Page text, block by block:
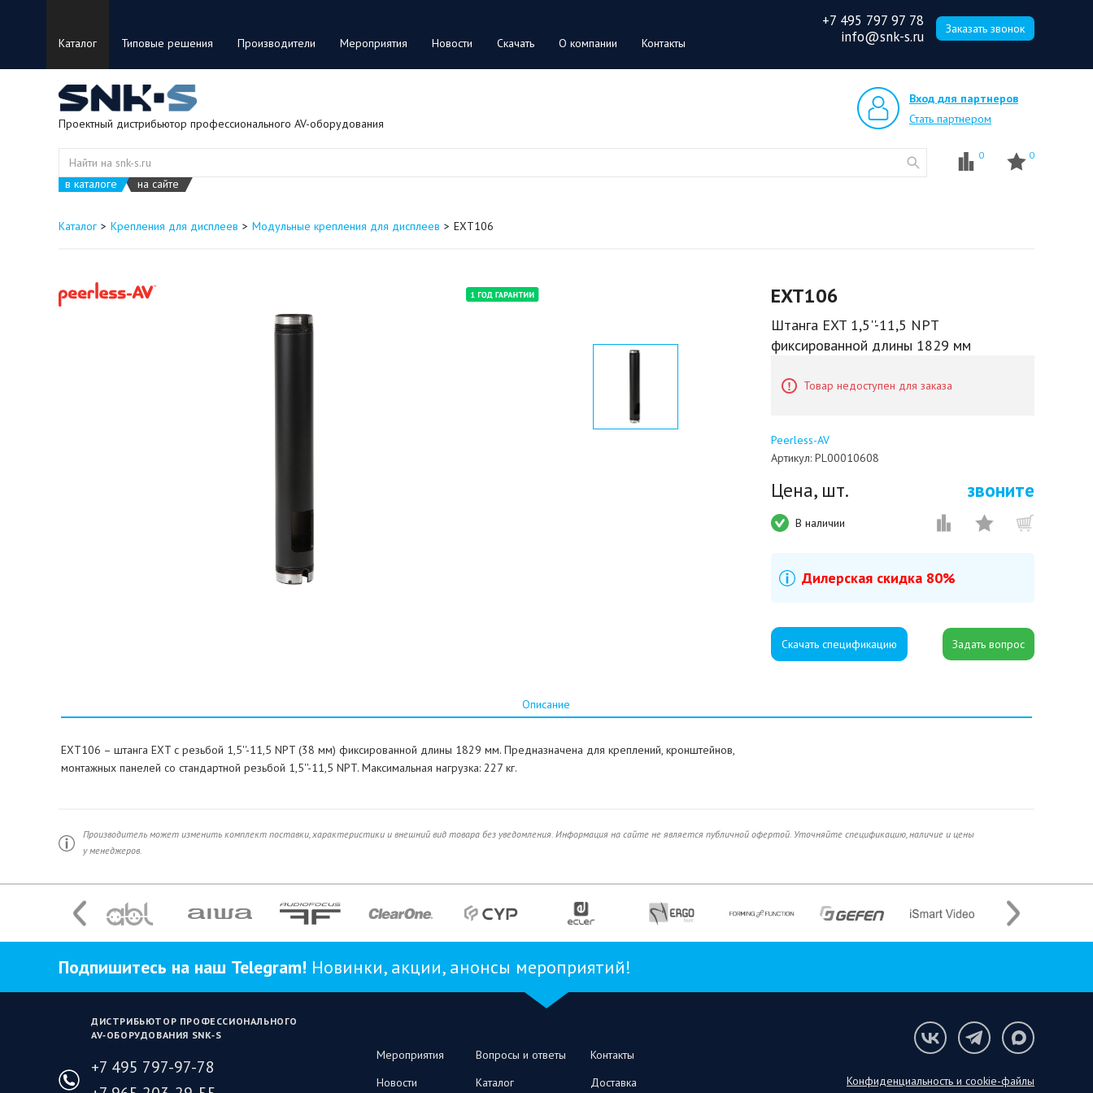
Каталог Типовые решения Производители Мероприятия Новости Скачать О компании Контакты
+7 495 797 97 78
info@snk-s.ru
Заказать звонок
Проектный дистрибьютор профессионального AV-оборудования
Вход для партнеров
Стать партнером
в каталоге на сайте
0 0
Каталог Крепления для дисплеев Модульные крепления для дисплеев EXT106
EXT106
Штанга EXT 1,5''-11,5 NPT
фиксированной длины 1829 мм
Товар недоступен для заказа
Peerless-AV
Артикул: PL00010608
Цена, шт. звоните
В наличии
Дилерская скидка 80%
Скачать спецификацию
Описание
EXT106 – штанга EXT с резьбой 1,5''-11,5 NPT (38 мм) фиксированной длины 1829 мм. Предназначена для креплений, кронштейнов,
монтажных панелей со стандартной резьбой 1,5''-11,5 NPT. Максимальная нагрузка: 227 кг.
Производитель может изменить комплект поставки, характеристики и внешний вид товара без уведомления. Информация на сайте не является публичной офертой. Уточняйте спецификацию, наличие и цены
у менеджеров.
Подпишитесь на наш Telegram! Новинки, акции, анонсы мероприятий!
ДИСТРИБЬЮТОР ПРОФЕССИОНАЛЬНОГО
AV‑ОБОРУДОВАНИЯ SNK‑S
+7 495 797-97-78
Мероприятия
Новости
Вопросы и ответы
Каталог
Контакты
Доставка
Конфиденциальность и cookie-файлы